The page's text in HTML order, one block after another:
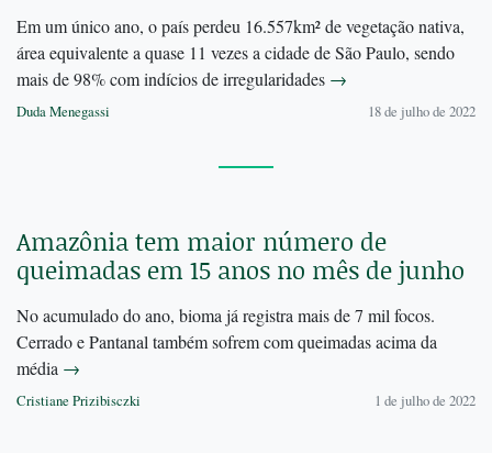
Em um único ano, o país perdeu 16.557km² de vegetação nativa,
área equivalente a quase 11 vezes a cidade de São Paulo, sendo
mais de 98% com indícios de irregularidades →
Duda Menegassi 18 de julho de 2022
Amazônia tem maior número de
queimadas em 15 anos no mês de junho
No acumulado do ano, bioma já registra mais de 7 mil focos.
Cerrado e Pantanal também sofrem com queimadas acima da
média →
Cristiane Prizibisczki 1 de julho de 2022